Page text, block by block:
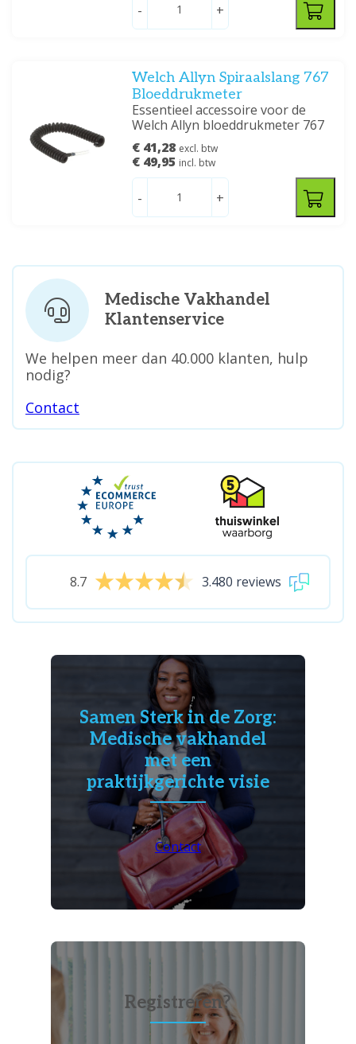
- +
Welch Allyn Spiraalslang 767
Bloeddrukmeter
Essentieel accessoire voor de
Welch Allyn bloeddrukmeter 767
€ 41,28 excl. btw
€ 49,95 incl. btw
- +
Medische Vakhandel
Klantenservice
We helpen meer dan 40.000 klanten, hulp
nodig?
Contact
8.7 3.480 reviews
Samen Sterk in de Zorg:
Medische vakhandel
met een
praktijkgerichte visie
Contact
Registreren?